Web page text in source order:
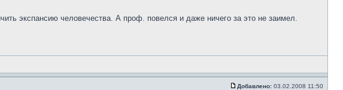
экспансию человечества. А проф. повелся и даже ничего за это не заимел.
Добавлено: 03.02.2008 11:50